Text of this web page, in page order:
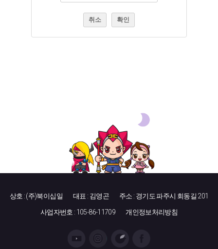
취소 확인
상호 : (주)북이십일 대표 : 김영곤 주소 : 경기도 파주시 회동길 201
사업자번호 : 105-86-11709 개인정보처리방침